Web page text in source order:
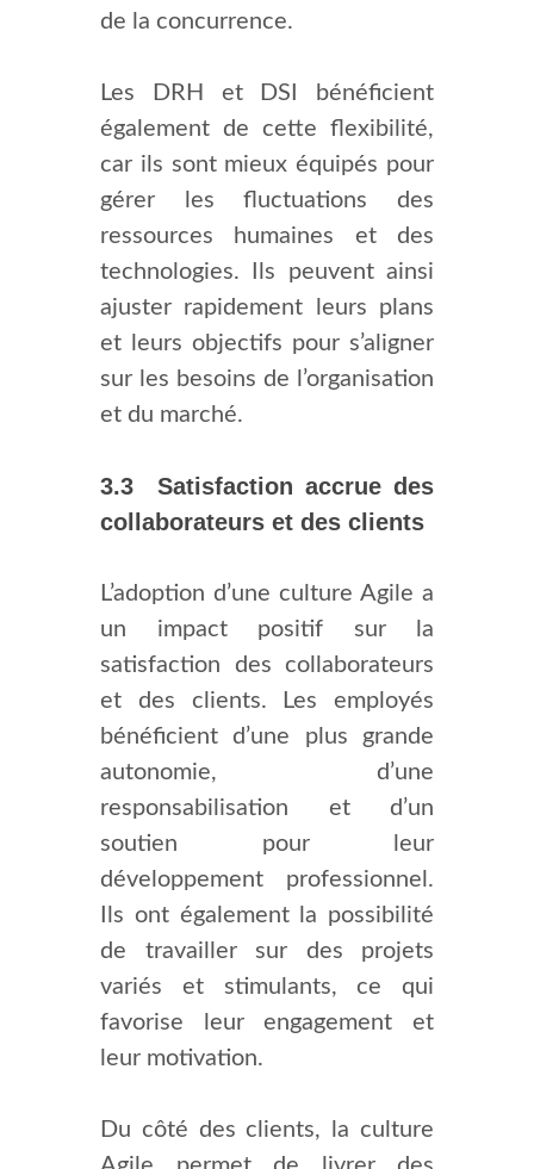
de la concurrence.
Les DRH et DSI bénéficient
également de cette flexibilité,
car ils sont mieux équipés pour
gérer les fluctuations des
ressources humaines et des
technologies. Ils peuvent ainsi
ajuster rapidement leurs plans
et leurs objectifs pour s’aligner
sur les besoins de l’organisation
et du marché.
3.3 Satisfaction accrue des
collaborateurs et des clients
L’adoption d’une culture Agile a
un impact positif sur la
satisfaction des collaborateurs
et des clients. Les employés
bénéficient d’une plus grande
autonomie, d’une
responsabilisation et d’un
soutien pour leur
développement professionnel.
Ils ont également la possibilité
de travailler sur des projets
variés et stimulants, ce qui
favorise leur engagement et
leur motivation.
Du côté des clients, la culture